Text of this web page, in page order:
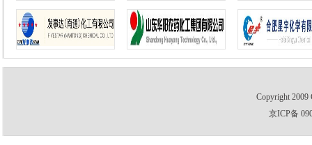
Copyright 2009
京ICP备